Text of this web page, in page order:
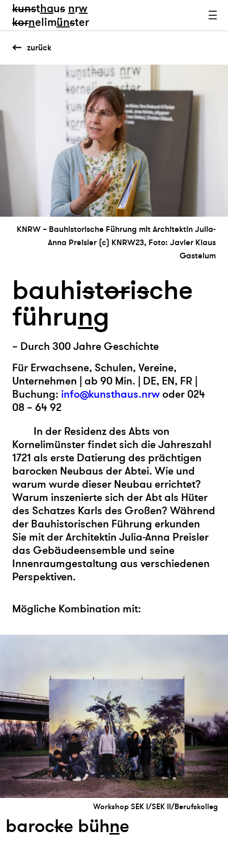
kunsthaus nrw
kornelimünster
zurück
KNRW – Bauhistorische Führung mit Architektin Julia-
Anna Preisler (c) KNRW23, Foto: Javier Klaus
Gastelum
bauhistorische
führung
– Durch 300 Jahre Geschichte
Für Erwachsene, Schulen, Vereine,
Unternehmen | ab 90 Min. | DE, EN, FR |
Buchung: info@kunsthaus.nrwoder 024
08 – 64 92
In der Residenz des Abts von
Kornelimünster findet sich die Jahreszahl
1721 als erste Datierung des prächtigen
barocken Neubaus der Abtei. Wie und
warum wurde dieser Neubau errichtet?
Warum inszenierte sich der Abt als Hüter
des Schatzes Karls des Großen? Während
der Bauhistorischen Führung erkunden
Sie mit der Architektin Julia-Anna Preisler
das Gebäudeensemble und seine
Innenraumgestaltung aus verschiedenen
Perspektiven.
Mögliche Kombination mit:
Workshop SEK I/SEK II/Berufskolleg
barocke bühne